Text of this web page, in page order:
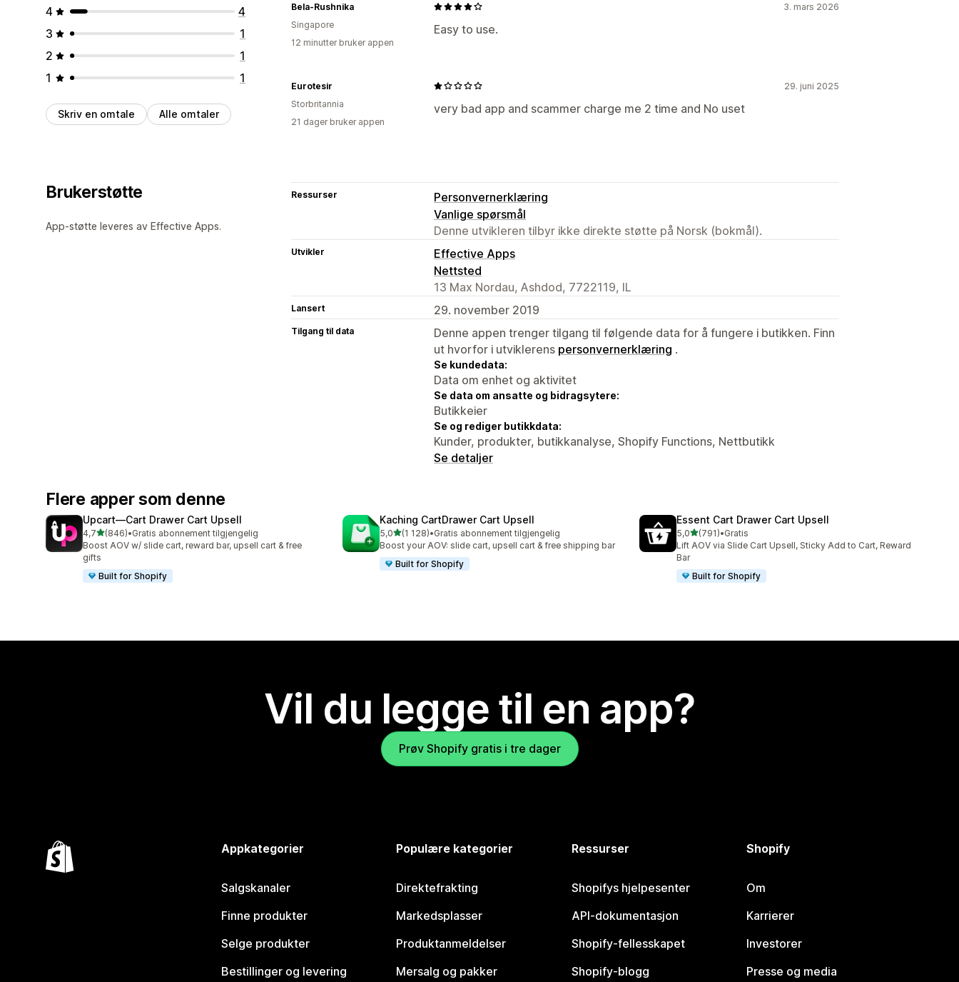
4
4
3
1
2
1
1
1
Skriv en omtale Alle omtaler
3. mars 2026
Easy to use.
Bela-Rushnika
Singapore
12 minutter bruker appen
29. juni 2025
very bad app and scammer charge me 2 time and No uset
Eurotesir
Storbritannia
21 dager bruker appen
Brukerstøtte
App-støtte leveres av Effective Apps.
Ressurser
Personvernerklæring
Vanlige spørsmål
Denne utvikleren tilbyr ikke direkte støtte på Norsk (bokmål).
Utvikler
Effective Apps
Nettsted
13 Max Nordau, Ashdod, 7722119, IL
Lansert 29. november 2019
Tilgang til data
Denne appen trenger tilgang til følgende data for å fungere i butikken. Finn
ut hvorfor i utviklerens personvernerklæring .
Se kundedata:
Data om enhet og aktivitet
Se data om ansatte og bidragsytere:
Butikkeier
Se og rediger butikkdata:
Kunder, produkter, butikkanalyse, Shopify Functions, Nettbutikk
Se detaljer
Flere apper som denne
Upcart—Cart Drawer Cart Upsell
4,7av 5 stjerner
(846)
Totalt 846 omtaler
•Gratis abonnement tilgjengelig
Boost AOV w/ slide cart, reward bar, upsell cart & free
gifts
Built for Shopify
Kaching CartDrawer Cart Upsell
5,0av 5 stjerner
(1 128)
Totalt 1128 omtaler
•Gratis abonnement tilgjengelig
Boost your AOV: slide cart, upsell cart & free shipping bar
Built for Shopify
Essent Cart Drawer Cart Upsell
5,0av 5 stjerner
(791)
Totalt 791 omtaler
•Gratis
Lift AOV via Slide Cart Upsell, Sticky Add to Cart, Reward
Bar
Built for Shopify
Vil du legge til en app?
Prøv Shopify gratis i tre dager
Appkategorier
Salgskanaler
Finne produkter
Selge produkter
Bestillinger og levering
Populære kategorier
Direktefrakting
Markedsplasser
Produktanmeldelser
Mersalg og pakker
Ressurser
Shopifys hjelpesenter
API-dokumentasjon
Shopify-fellesskapet
Shopify-blogg
Shopify
Om
Karrierer
Investorer
Presse og media